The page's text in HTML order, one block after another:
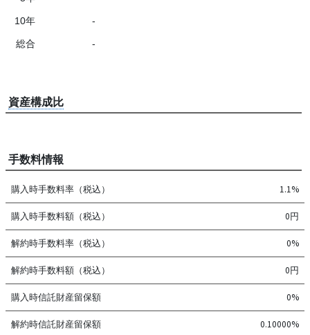
10年 -
総合 -
資産構成比
手数料情報
購入時手数料率（税込） 1.1%
購入時手数料額（税込） 0円
解約時手数料率（税込） 0%
解約時手数料額（税込） 0円
購入時信託財産留保額 0%
解約時信託財産留保額 0.10000%